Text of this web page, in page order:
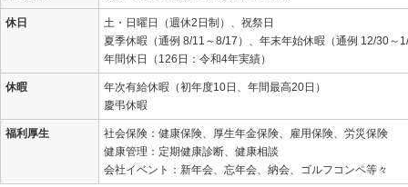
休日
土・日曜日（週休2日制）、祝祭日
夏季休暇（通例 8/11～8/17）、年末年始休暇（通例 12/30～
年間休日（126日：令和4年実績）
休暇
年次有給休暇（初年度10日、年間最高20日）
慶弔休暇
福利厚生
社会保険：健康保険、厚生年金保険、雇用保険、労災保険
健康管理：定期健康診断、健康相談
会社イベント：新年会、忘年会、納会、ゴルフコンペ等々